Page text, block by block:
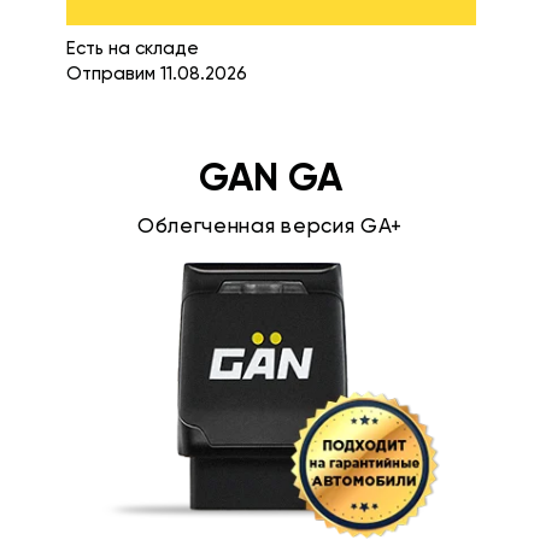
Есть на складе
Отправим 11.08.2026
GAN GA
Облегченная версия GA+